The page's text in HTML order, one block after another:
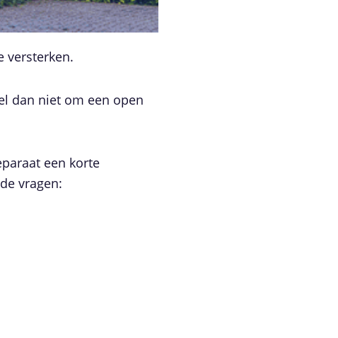
versterken.
dan niet om een open
een korte
vragen: